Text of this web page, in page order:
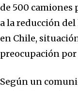
de 500 camiones
a la reducción
en Chile,
preocupación
Según un